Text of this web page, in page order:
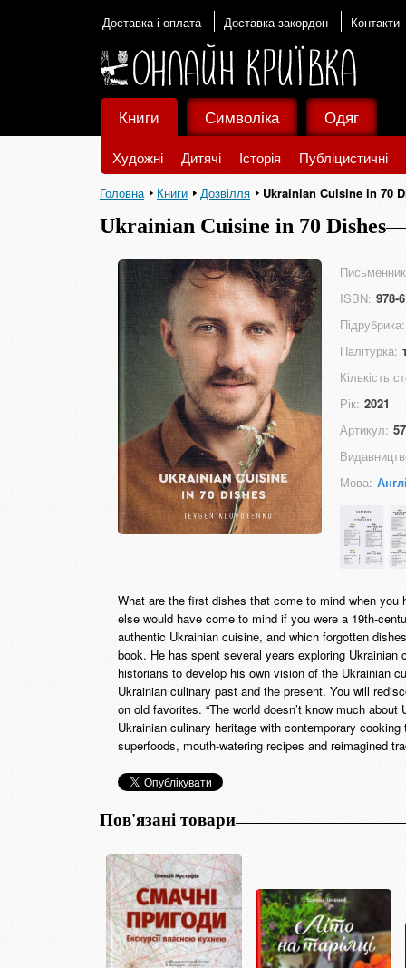
Доставка і оплата Доставка закордон Контакти
Книги
Художні Дитячі Історія Публіцистичні
Символіка Одяг
Головна Книги Дозвілля Ukrainian Cuisine in 70
Ukrainian Cuisine in 70 Dishes
ISBN: 978-
Підрубрика:
Палітурка:
Кількість
Рік: 2021
Артикул:
Мова:
What are the first dishes that come to mind when you
else would have come to mind if you were a 19th-
authentic Ukrainian cuisine, and which forgotten
book. He has spent several years exploring
historians to develop his own vision of the Ukrainian
Ukrainian culinary past and the present. You will
on old favorites. “The world doesn’t know much
Ukrainian culinary heritage with contemporary
superfoods, mouth-watering recipes and reimagined
Пов'язані товари